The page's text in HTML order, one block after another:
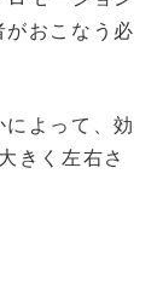
がおこなう必
よって、効
きく左右さ